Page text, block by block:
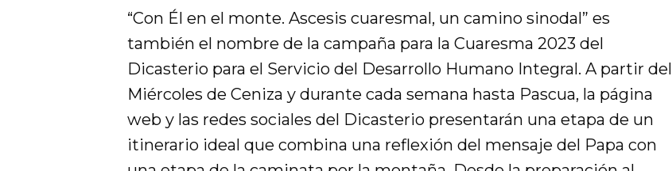
“Con Él en el monte. Ascesis cuaresmal, un camino sinodal” es
también el nombre de la campaña para la Cuaresma 2023 del
Dicasterio para el Servicio del Desarrollo Humano Integral. A partir del
Miércoles de Ceniza y durante cada semana hasta Pascua, la página
web y las redes sociales del Dicasterio presentarán una etapa de un
itinerario ideal que combina una reflexión del mensaje del Papa con